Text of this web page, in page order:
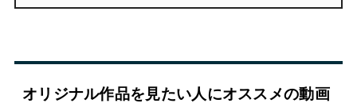
オリジナル作品を見たい人にオススメの動画